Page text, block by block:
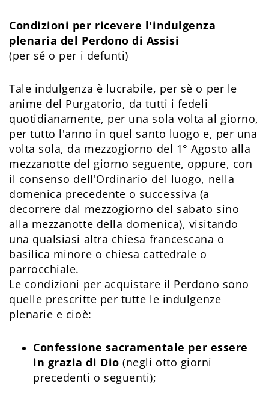
Condizioni per ricevere l'indulgenza
plenaria del Perdono di Assisi
(per sé o per i defunti)
Tale indulgenza è lucrabile, per sè o per le
anime del Purgatorio, da tutti i fedeli
quotidianamente, per una sola volta al giorno,
per tutto l'anno in quel santo luogo e, per una
volta sola, da mezzogiorno del 1° Agosto alla
mezzanotte del giorno seguente, oppure, con
il consenso dell'Ordinario del luogo, nella
domenica precedente o successiva (a
decorrere dal mezzogiorno del sabato sino
alla mezzanotte della domenica), visitando
una qualsiasi altra chiesa francescana o
basilica minore o chiesa cattedrale o
parrocchiale.
Le condizioni per acquistare il Perdono sono
quelle prescritte per tutte le indulgenze
plenarie e cioè:
Confessione sacramentale per essere
in grazia di Dio(negli otto giorni
precedenti o seguenti);